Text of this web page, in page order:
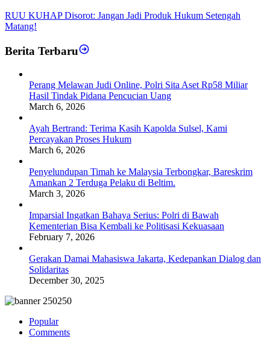
RUU KUHAP Disorot: Jangan Jadi Produk Hukum Setengah
Matang!
Berita Terbaru
Perang Melawan Judi Online, Polri Sita Aset Rp58 Miliar
Hasil Tindak Pidana Pencucian Uang
March 6, 2026
Ayah Bertrand: Terima Kasih Kapolda Sulsel, Kami
Percayakan Proses Hukum
March 6, 2026
Penyelundupan Timah ke Malaysia Terbongkar, Bareskrim
Amankan 2 Terduga Pelaku di Beltim.
March 3, 2026
Imparsial Ingatkan Bahaya Serius: Polri di Bawah
Kementerian Bisa Kembali ke Politisasi Kekuasaan
February 7, 2026
Gerakan Damai Mahasiswa Jakarta, Kedepankan Dialog dan
Solidaritas
December 30, 2025
Popular
Comments